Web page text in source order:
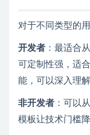
对于不同类型的
开发者 ：最适合
可定制性强，适
能，可以深入理
非开发者 ：可以
模板让技术门槛